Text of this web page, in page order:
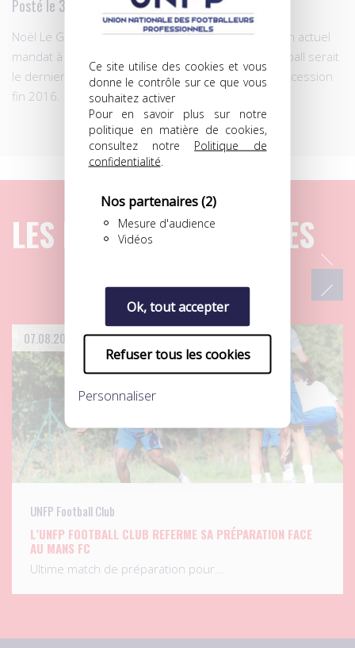
Ce site utilise des cookies et vous
donne le contrôle sur ce que vous
souhaitez activer
Pour en savoir plus sur notre
politique en matière de cookies,
consultez notre Politique de
confidentialité
Nos partenaires(2)
Mesure d'audience
Vidéos
Ok, tout accepter
Refuser tous les cookies
Personnaliser
Posté le 30.05.2014 à 09h46
Noël Le Graët a annoncé vendredi sur RMC que son actuel
mandat à la tête de la Fédération française de football serait
le dernier et qu’il ne se représenterait pas à sa succession
fin 2016.
LES DERNIERS ARTICLES
07.08.2026
UNFP Football Club
L’UNFP FOOTBALL CLUB REFERME SA PRÉPARATION FACE
AU MANS FC
Ultime match de préparation pour…